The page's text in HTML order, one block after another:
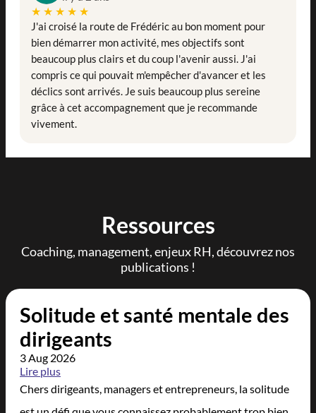
★★★★★
J'ai croisé la route de Frédéric au bon moment pour
bien démarrer mon activité, mes objectifs sont
beaucoup plus clairs et du coup l'avenir aussi. J'ai
compris ce qui pouvait m'empêcher d'avancer et les
déclics sont arrivés. Je suis beaucoup plus sereine
grâce à cet accompagnement que je recommande
vivement.
Ressources
Coaching, management, enjeux RH, découvrez nos
publications !
Solitude et santé mentale des
dirigeants
3 Aug 2026
Lire plus
Chers dirigeants, managers et entrepreneurs, la solitude